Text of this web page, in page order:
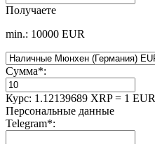
Получаете
min.: 10000 EUR
Сумма*:
Курс: 1.12139689 XRP = 1 EUR
Персональные данные
Telegram*: